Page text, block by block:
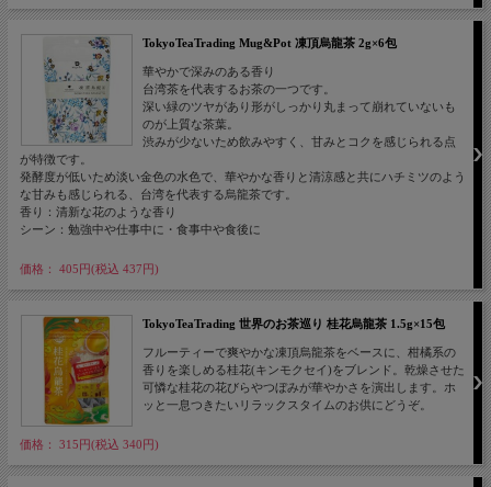
TokyoTeaTrading Mug&Pot 凍頂烏龍茶 2g×6包
華やかで深みのある香り
台湾茶を代表するお茶の一つです。
深い緑のツヤがあり形がしっかり丸まって崩れていないも
のが上質な茶葉。
渋みが少ないため飲みやすく、甘みとコクを感じられる点
が特徴です。
発酵度が低いため淡い金色の水色で、華やかな香りと清涼感と共にハチミツのよう
な甘みも感じられる、台湾を代表する烏龍茶です。
香り：清新な花のような香り
シーン：勉強中や仕事中に・食事中や食後に
価格： 405円(税込 437円)
TokyoTeaTrading 世界のお茶巡り 桂花烏龍茶 1.5g×15包
フルーティーで爽やかな凍頂烏龍茶をベースに、柑橘系の
香りを楽しめる桂花(キンモクセイ)をブレンド。乾燥させた
可憐な桂花の花びらやつぼみが華やかさを演出します。ホ
ッと一息つきたいリラックスタイムのお供にどうぞ。
価格： 315円(税込 340円)